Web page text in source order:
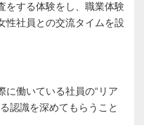
をする体験をし、職業体験
性社員との交流タイムを設
に働いている社員の“リア
認識を深めてもらうこと